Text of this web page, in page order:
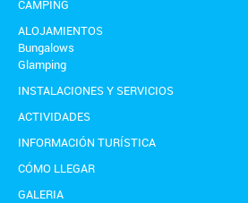
CAMPING
ALOJAMIENTOS
Bungalows
Glamping
INSTALACIONES Y SERVICIOS
ACTIVIDADES
INFORMACIÓN TURÍSTICA
CÓMO LLEGAR
GALERIA